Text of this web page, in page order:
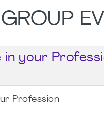
in your
Profession